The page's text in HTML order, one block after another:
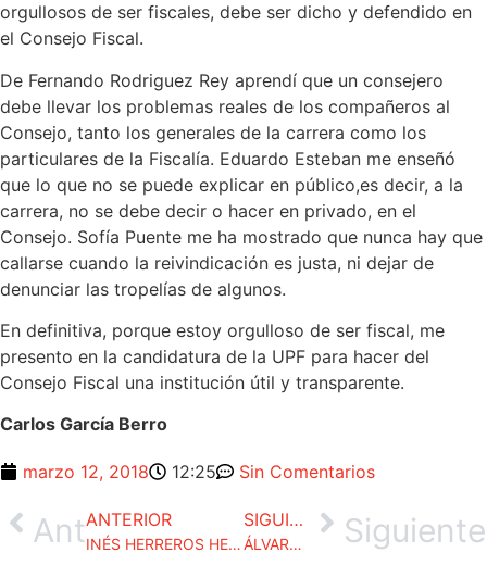
orgullosos de ser fiscales, debe ser dicho y defendido en
el Consejo Fiscal.
De Fernando Rodriguez Rey aprendí que un consejero
debe llevar los problemas reales de los compañeros al
Consejo, tanto los generales de la carrera como los
particulares de la Fiscalía. Eduardo Esteban me enseñó
que lo que no se puede explicar en público,es decir, a la
carrera, no se debe decir o hacer en privado, en el
Consejo. Sofía Puente me ha mostrado que nunca hay que
callarse cuando la reivindicación es justa, ni dejar de
denunciar las tropelías de algunos.
En definitiva, porque estoy orgulloso de ser fiscal, me
presento en la candidatura de la UPF para hacer del
Consejo Fiscal una institución útil y transparente.
Carlos García Berro
marzo 12, 2018 12:25 Sin Comentarios
AntANTERIOR
INÉS HERREROS HERNÁNDEZ. CANDIDATA DE UPF AL CONSEJO FISCAL.
SIGUIENTE
ÁLVARO GARCÍA ORTIZ. CANDIDATO DE UPF AL CONSEJO FISCAL. Siguiente